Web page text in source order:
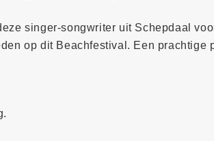
singer-songwriter uit Schepdaal
op dit Beachfestival. Een prachtige